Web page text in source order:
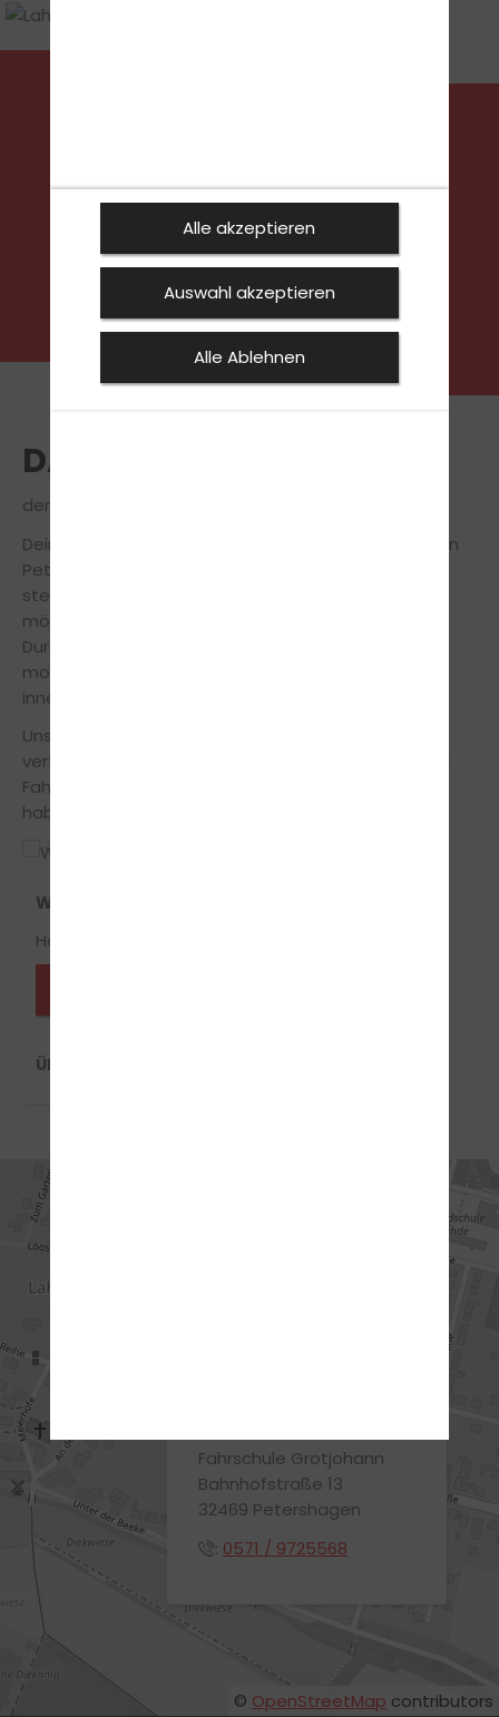
DAS TEAM
der Fahrschule Grotjohann in Petershagen
Dein freundliches Fahrschulteam von unserer Filiale in
Petershagen steht dir während der Fahrausbildung
stets zur Seite, um Dich so sicher und effizient wie
möglich auf die Führerscheinprüfung vorzubereiten.
Durch die langjährige Erfahrung und mithilfe
modernster Lehrmethoden machen wir Dich in
innerhalb kürzester Zeit fit für den Führerschein.
Unsere Fahrlehrer legen großen Wert auf einen
vertrauensvollen Umgang zwischen Fahrschüler und
Fahrlehrer, somit musst du keine Angst vor Fehlern
haben und vor strengen Oberlehrer.
Waldemar Wollny
Handy-Nr.: 0571/9725568
ÜBER WALDEMAR WOLLNY
© OpenStreetMap contributors
Fahrschule Grotjohann
Bahnhofstraße 13
32469 Petershagen
: 0571 / 9725568
Alle akzeptieren
Auswahl akzeptieren
Alle Ablehnen